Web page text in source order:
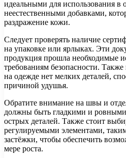
идеальными для использования в
неестественными добавками,
раздражение кожи.
Следует проверять наличие
на упаковке или ярлыках. Эти
продукция прошла необходимые
требованиям безопасности. Также
на одежде нет мелких деталей,
причиной удушья.
Обратите внимание на швы и
должны быть гладкими и
острых деталей. Также стоит
регулируемыми элементами,
застёжки, чтобы обеспечить
мере роста.